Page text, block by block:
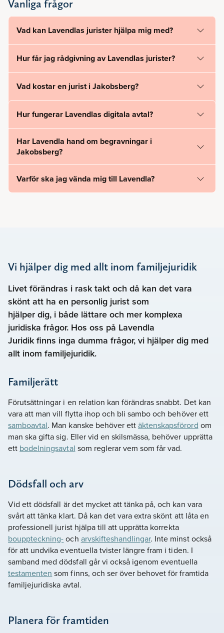
Vanliga frågor
Vad kan Lavendlas jurister hjälpa mig med?
Hur får jag rådgivning av Lavendlas jurister?
Vad kostar en jurist i Jakobsberg?
Hur fungerar Lavendlas digitala avtal?
Har Lavendla hand om begravningar i
Jakobsberg?
Varför ska jag vända mig till Lavendla?
Vi hjälper dig med allt inom familjejuridik
Livet förändras i rask takt och då kan det vara
skönt att ha en personlig jurist som
hjälper dig, i både lättare och mer komplexa
juridiska frågor. Hos oss på Lavendla
Juridik finns inga dumma frågor, vi hjälper dig med
allt inom familjejuridik.
Familjerätt
Förutsättningar i en relation kan förändras snabbt. Det kan
vara att man vill flytta ihop och bli sambo och behöver ett
samboavtal. Man kanske behöver ettäktenskapsförord om
man ska gifta sig. Eller vid en skilsmässa, behöver upprätta
ett bodelningsavtal som reglerar vem som får vad.
Dödsfall och arv
Vid ett dödsfall är det mycket att tänka på, och kan vara
svårt att tänka klart. Då kan det vara extra skönt att låta en
professionell jurist hjälpa till att upprätta korrekta
bouppteckning-och arvskifteshandlingar. Inte minst också
för att undvika eventuella tvister längre fram i tiden. I
samband med dödsfall går vi också igenom eventuella
testamenten som finns, och ser över behovet för framtida
familjejuridiska avtal.
Planera för framtiden